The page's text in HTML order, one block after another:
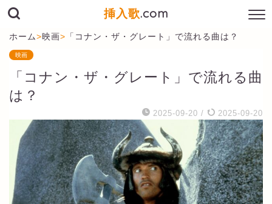
挿入歌.com
ホーム>映画> 「コナン・ザ・グレート」で流れる曲は？
映画
「コナン・ザ・グレート」で流れる曲
は？
2025-09-20 / 2025-09-20